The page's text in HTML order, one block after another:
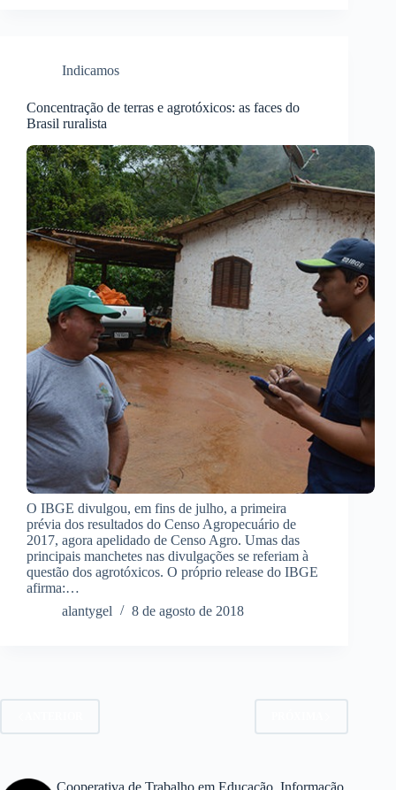
Indicamos
Concentração de terras e agrotóxicos: as faces do
Brasil ruralista
O IBGE divulgou, em fins de julho, a primeira
prévia dos resultados do Censo Agropecuário de
2017, agora apelidado de Censo Agro. Umas das
principais manchetes nas divulgações se referiam à
questão dos agrotóxicos. O próprio release do IBGE
afirma:…
alantygel
8 de agosto de 2018